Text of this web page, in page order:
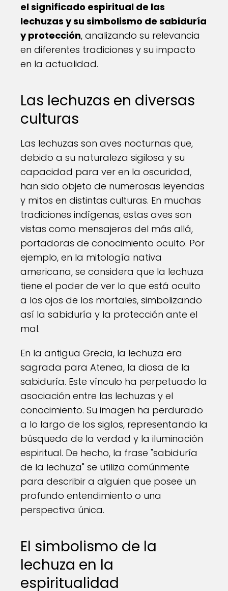
el significado espiritual de las
lechuzas y su simbolismo de sabiduría
y protección, analizando su relevancia
en diferentes tradiciones y su impacto
en la actualidad.
Las lechuzas en diversas
culturas
Las lechuzas son aves nocturnas que,
debido a su naturaleza sigilosa y su
capacidad para ver en la oscuridad,
han sido objeto de numerosas leyendas
y mitos en distintas culturas. En muchas
tradiciones indígenas, estas aves son
vistas como mensajeras del más allá,
portadoras de conocimiento oculto. Por
ejemplo, en la mitología nativa
americana, se considera que la lechuza
tiene el poder de ver lo que está oculto
a los ojos de los mortales, simbolizando
así la sabiduría y la protección ante el
mal.
En la antigua Grecia, la lechuza era
sagrada para Atenea, la diosa de la
sabiduría. Este vínculo ha perpetuado la
asociación entre las lechuzas y el
conocimiento. Su imagen ha perdurado
a lo largo de los siglos, representando la
búsqueda de la verdad y la iluminación
espiritual. De hecho, la frase "sabiduría
de la lechuza" se utiliza comúnmente
para describir a alguien que posee un
profundo entendimiento o una
perspectiva única.
El simbolismo de la
lechuza en la
espiritualidad